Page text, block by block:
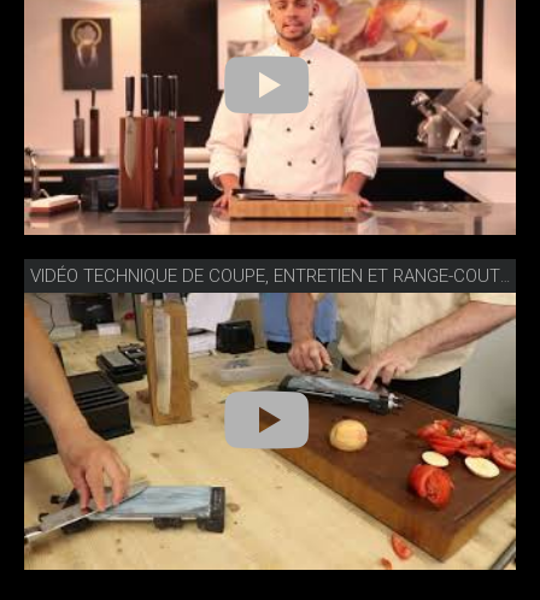
VIDÉO TECHNIQUE DE COUPE, ENTRETIEN ET RANGE-COUTEAUX